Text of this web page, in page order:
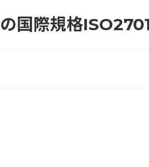
の国際規格